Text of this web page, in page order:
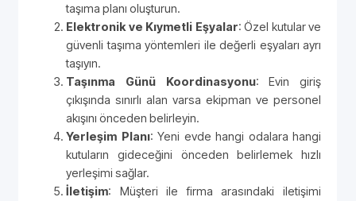
taşıma planı oluşturun.
Elektronik ve Kıymetli Eşyalar: Özel kutular ve
güvenli taşıma yöntemleri ile değerli eşyaları ayrı
taşıyın.
Taşınma Günü Koordinasyonu: Evin giriş
çıkışında sınırlı alan varsa ekipman ve personel
akışını önceden belirleyin.
Yerleşim Planı: Yeni evde hangi odalara hangi
kutuların gideceğini önceden belirlemek hızlı
yerleşimi sağlar.
İletişim: Müşteri ile firma arasındaki iletişimi